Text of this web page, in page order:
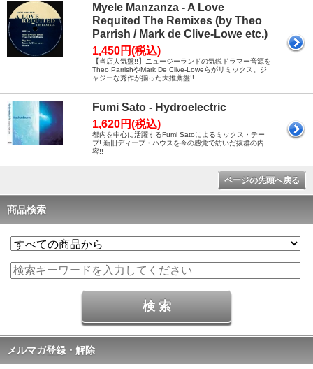
Myele Manzanza - A Love
Requited The Remixes (by Theo
Parrish / Mark de Clive-Lowe etc.)
1,450円(税込)
【当店人気盤!!】ニュージーランドの気鋭ドラマー音源を
Theo ParrishやMark De Clive-Loweらがリミックス。ジ
ャジーな秀作が揃った大推薦盤!!
Fumi Sato - Hydroelectric
1,620円(税込)
都内を中心に活躍するFumi Satoによるミックス・テー
プ! 新旧ディープ・ハウスを今の感覚で紡いだ抜群の内
容!!
ページの先頭へ戻る
商品検索
メルマガ登録・解除